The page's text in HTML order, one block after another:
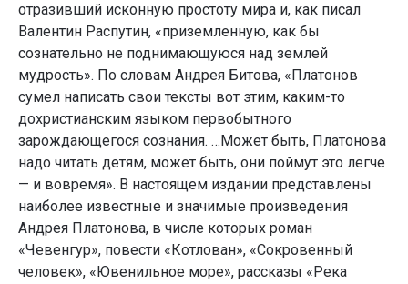
отразивший исконную простоту мира и, как писал
Валентин Распутин, «приземленную, как бы
сознательно не поднимающуюся над землей
мудрость». По словам Андрея Битова, «Платонов
сумел написать свои тексты вот этим, каким-то
дохристианским языком первобытного
зарождающегося сознания. …Может быть, Платонова
надо читать детям, может быть, они поймут это легче
— и вовремя». В настоящем издании представлены
наиболее известные и значимые произведения
Андрея Платонова, в числе которых роман
«Чевенгур», повести «Котлован», «Сокровенный
человек», «Ювенильное море», рассказы «Река